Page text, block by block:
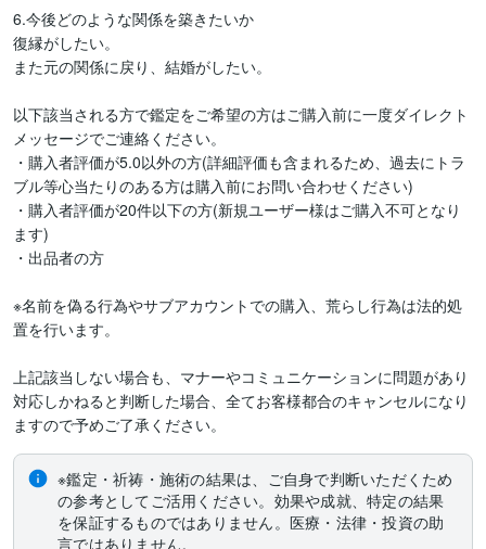
6.今後どのような関係を築きたいか
復縁がしたい。
また元の関係に戻り、結婚がしたい。
以下該当される方で鑑定をご希望の方はご購入前に一度ダイレクト
メッセージでご連絡ください。
・購入者評価が5.0以外の方(詳細評価も含まれるため、過去にトラ
ブル等心当たりのある方は購入前にお問い合わせください)
・購入者評価が20件以下の方(新規ユーザー様はご購入不可となり
ます)
・出品者の方
※名前を偽る行為やサブアカウントでの購入、荒らし行為は法的処
置を行います。
上記該当しない場合も、マナーやコミュニケーションに問題があり
対応しかねると判断した場合、全てお客様都合のキャンセルになり
ますので予めご了承ください。
※鑑定・祈祷・施術の結果は、ご自身で判断いただくため
の参考としてご活用ください。効果や成就、特定の結果
を保証するものではありません。医療・法律・投資の助
言ではありません。